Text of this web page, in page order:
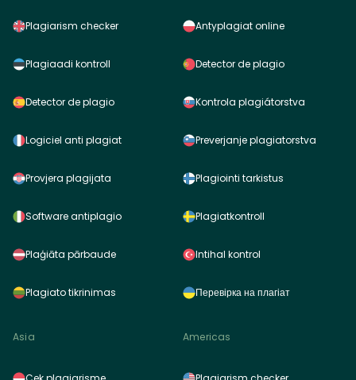
Plagiarism checker
Plagiaadi kontroll
Detector de plagio
Logiciel anti plagiat
Provjera plagijata
Software antiplagio
Plaģiāta pārbaude
Plagiato tikrinimas
Antyplagiat online
Detector de plagio
Kontrola plagiátorstva
Preverjanje plagiatorstva
Plagiointi tarkistus
Plagiatkontroll
Intihal kontrol
Перевірка на плагіат
Asia Americas